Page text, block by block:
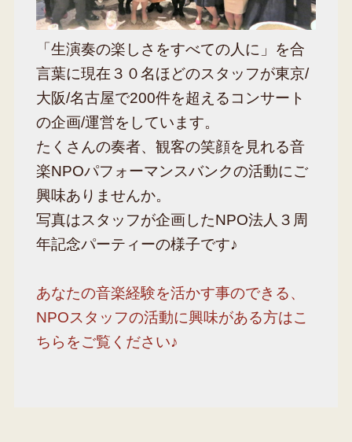
「生演奏の楽しさをすべての人に」を合
言葉に現在３０名ほどのスタッフが東京/
大阪/名古屋で200件を超えるコンサート
の企画/運営をしています。
たくさんの奏者、観客の笑顔を見れる音
楽NPOパフォーマンスバンクの活動にご
興味ありませんか。
写真はスタッフが企画したNPO法人３周
年記念パーティーの様子です♪
あなたの音楽経験を活かす事のできる、
NPOスタッフの活動に興味がある方はこ
ちらをご覧ください♪